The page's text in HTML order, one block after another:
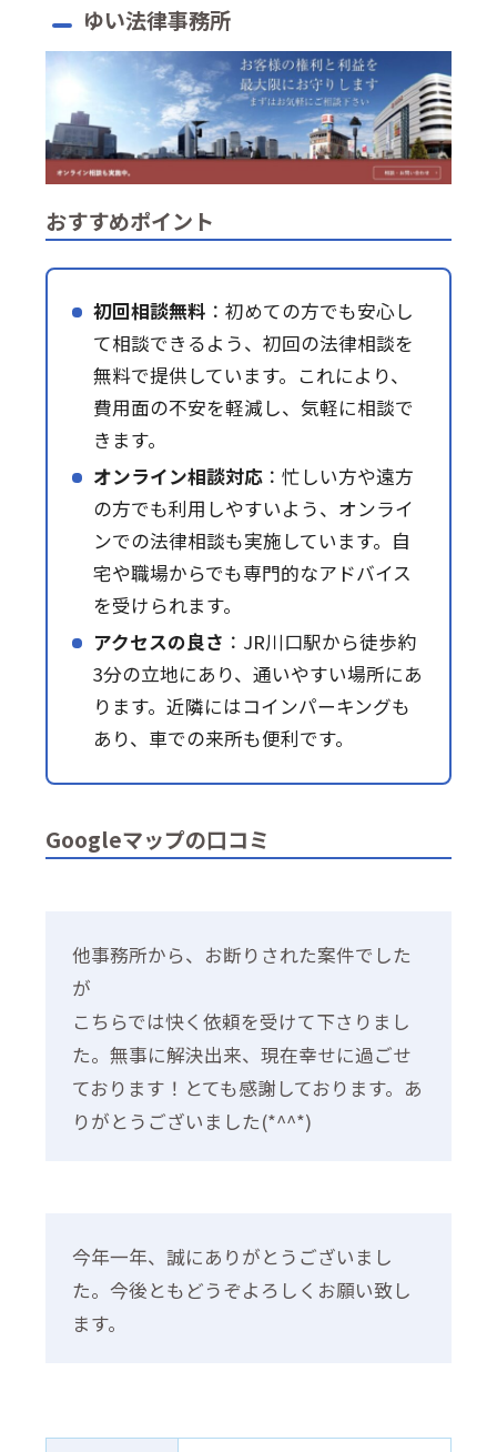
ゆい法律事務所
おすすめポイント
初回相談無料 ：初めての方でも安心し
て相談できるよう、初回の法律相談を
無料で提供しています。これにより、
費用面の不安を軽減し、気軽に相談で
きます。
オンライン相談対応：忙しい方や遠方
の方でも利用しやすいよう、オンライ
ンでの法律相談も実施しています。自
宅や職場からでも専門的なアドバイス
を受けられます。
アクセスの良さ ：JR川口駅から徒歩約
3分の立地にあり、通いやすい場所にあ
ります。近隣にはコインパーキングも
あり、車での来所も便利です。
Googleマップの口コミ
他事務所から、お断りされた案件でした
が
こちらでは快く依頼を受けて下さりまし
た。無事に解決出来、現在幸せに過ごせ
ております！とても感謝しております。あ
りがとうございました(*^^*)
今年一年、誠にありがとうございまし
た。今後ともどうぞよろしくお願い致し
ます。